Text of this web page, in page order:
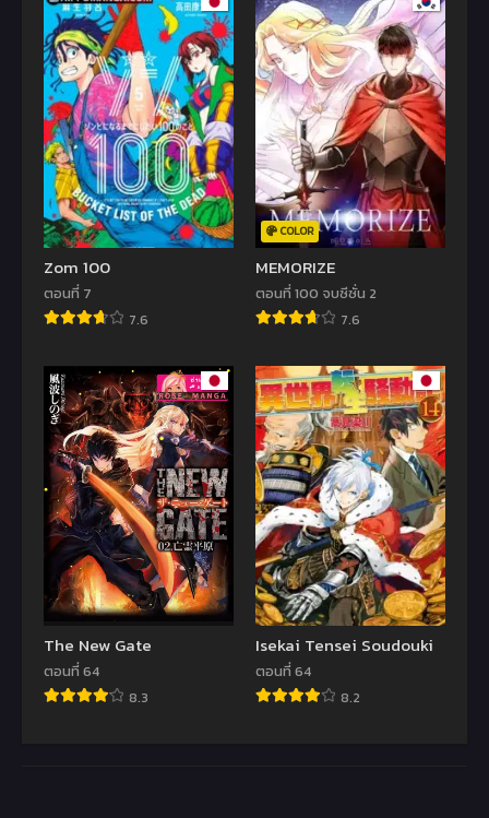
Zom 100
ตอนที่ 7
7.6
COLOR
MEMORIZE
ตอนที่ 100 จบซีซั่น 2
7.6
The New Gate
ตอนที่ 64
8.3
Isekai Tensei Soudouki
ตอนที่ 64
8.2